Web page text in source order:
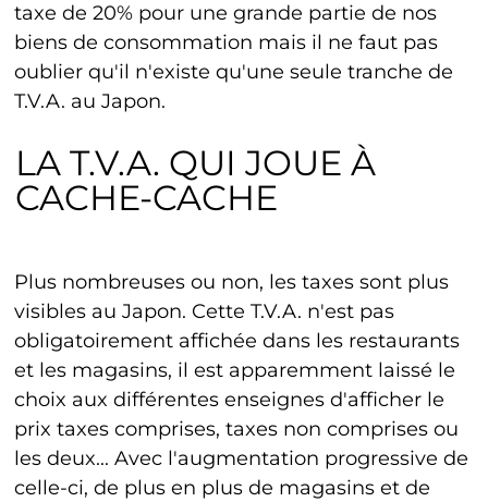
taxe de 20% pour une grande partie de nos
biens de consommation mais il ne faut pas
oublier qu'il n'existe qu'une seule tranche de
T.V.A. au Japon.
LA T.V.A. QUI JOUE À
CACHE-CACHE
Plus nombreuses ou non, les taxes sont plus
visibles au Japon. Cette T.V.A. n'est pas
obligatoirement affichée dans les restaurants
et les magasins, il est apparemment laissé le
choix aux différentes enseignes d'afficher le
prix taxes comprises, taxes non comprises ou
les deux... Avec l'augmentation progressive de
celle-ci, de plus en plus de magasins et de